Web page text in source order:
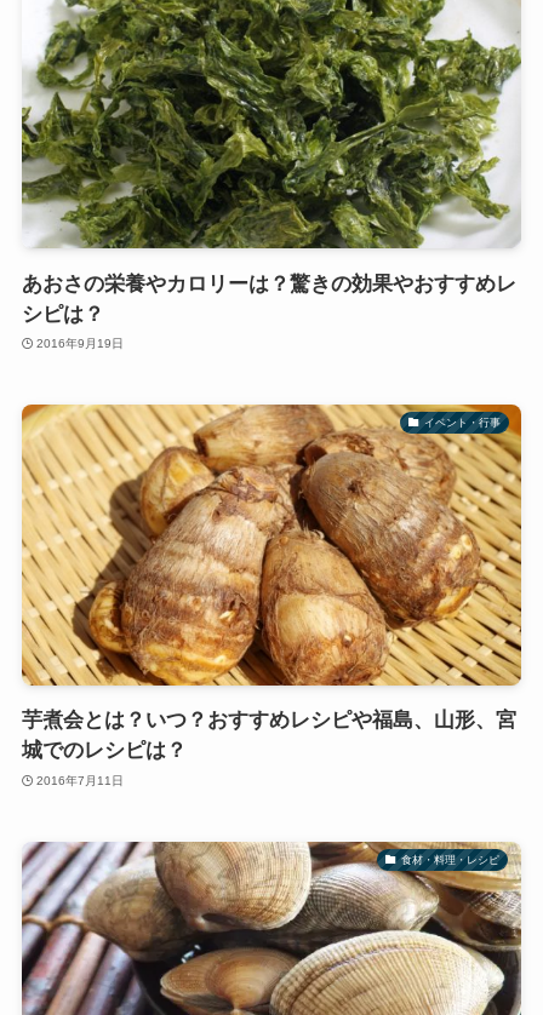
あおさの栄養やカロリーは？驚きの効果やおすすめレ
シピは？
2016年9月19日
イベント・行事
芋煮会とは？いつ？おすすめレシピや福島、山形、宮
城でのレシピは？
2016年7月11日
食材・料理・レシピ